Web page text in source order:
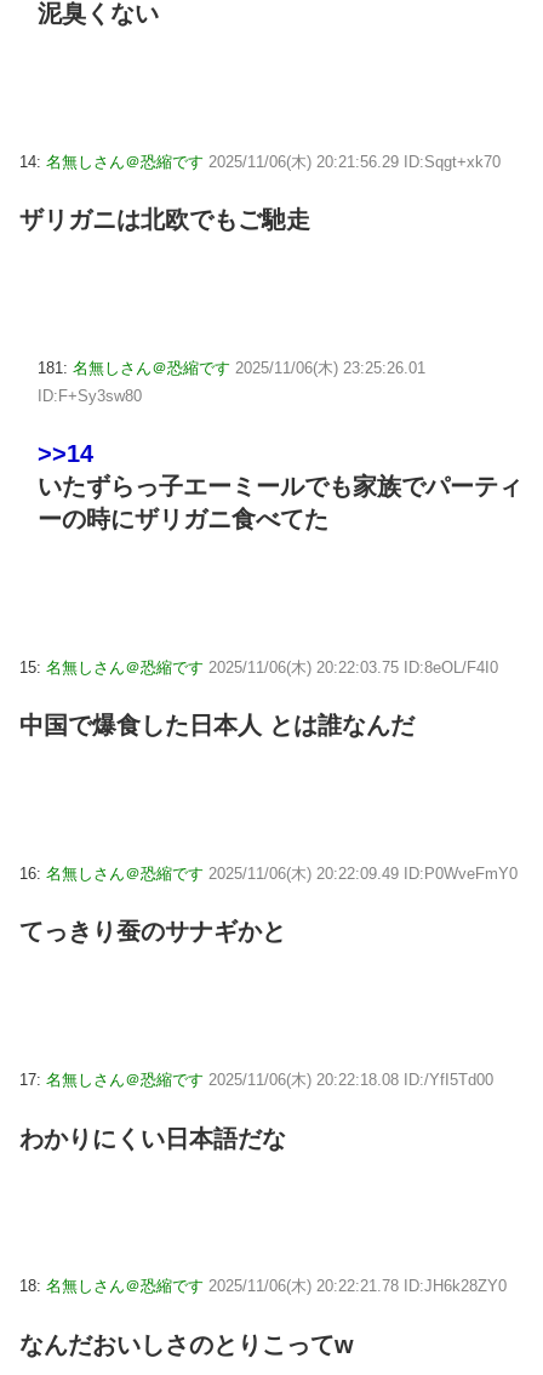
泥臭くない
14: 名無しさん＠恐縮です 2025/11/06(木) 20:21:56.29 ID:Sqgt+xk70
ザリガニは北欧でもご馳走
181: 名無しさん＠恐縮です 2025/11/06(木) 23:25:26.01
ID:F+Sy3sw80
>>14
いたずらっ子エーミールでも家族でパーティ
ーの時にザリガニ食べてた
15: 名無しさん＠恐縮です 2025/11/06(木) 20:22:03.75 ID:8eOL/F4I0
中国で爆食した日本人 とは誰なんだ
16: 名無しさん＠恐縮です 2025/11/06(木) 20:22:09.49 ID:P0WveFmY0
てっきり蚕のサナギかと
17: 名無しさん＠恐縮です 2025/11/06(木) 20:22:18.08 ID:/YfI5Td00
わかりにくい日本語だな
18: 名無しさん＠恐縮です 2025/11/06(木) 20:22:21.78 ID:JH6k28ZY0
なんだおいしさのとりこってw